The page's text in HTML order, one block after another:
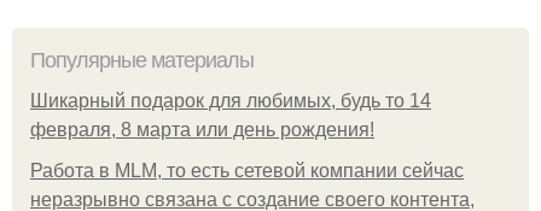
Популярные материалы
Шикарный подарок для любимых, будь то 14
февраля, 8 марта или день рождения!
Работа в MLM, то есть сетевой компании сейчас
неразрывно связана с создание своего контента,